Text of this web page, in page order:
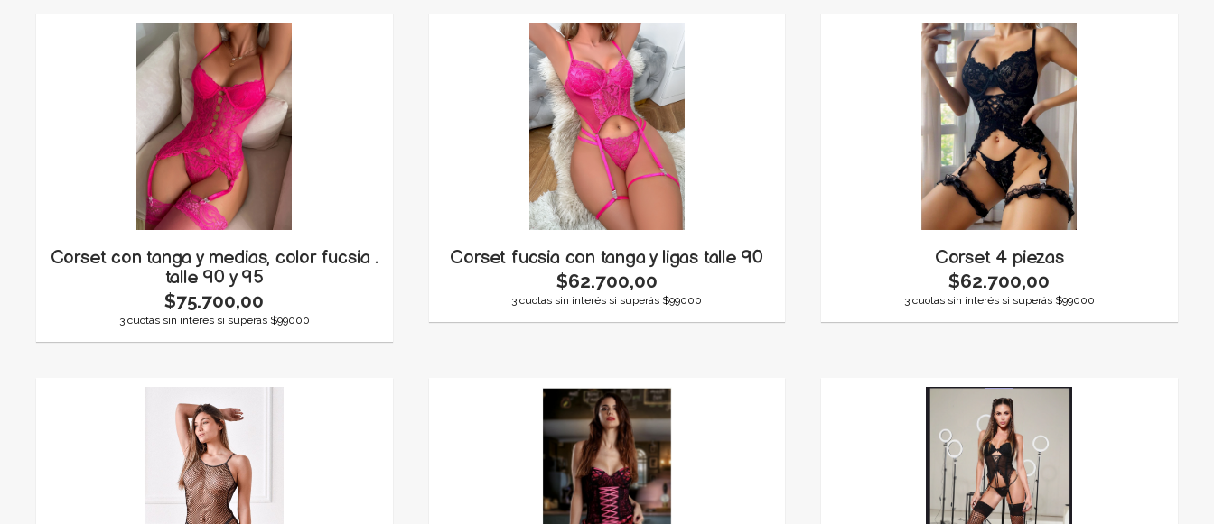
Corset con tanga y medias, color fucsia .
talle 90 y 95
$75.700,00
3 cuotas sin interés si superás $99000
Corset fucsia con tanga y ligas talle 90
$62.700,00
3 cuotas sin interés si superás $99000
Corset 4 piezas
$62.700,00
3 cuotas sin interés si superás $99000